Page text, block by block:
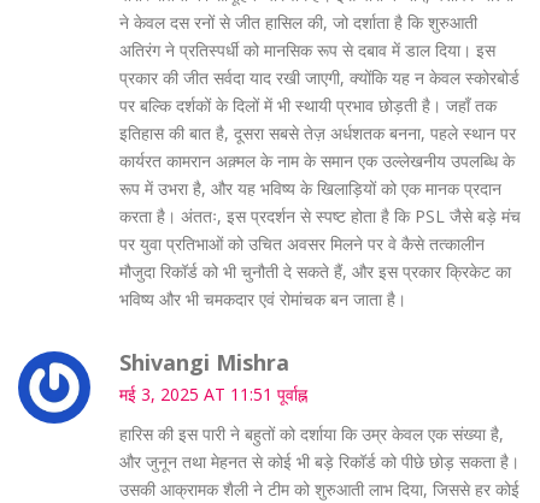
ने केवल दस रनों से जीत हासिल की, जो दर्शाता है कि शुरुआती
अतिरंग ने प्रतिस्पर्धी को मानसिक रूप से दबाव में डाल दिया। इस
प्रकार की जीत सर्वदा याद रखी जाएगी, क्योंकि यह न केवल स्कोरबोर्ड
पर बल्कि दर्शकों के दिलों में भी स्थायी प्रभाव छोड़ती है। जहाँ तक
इतिहास की बात है, दूसरा सबसे तेज़ अर्धशतक बनना, पहले स्थान पर
कार्यरत कामरान अक़्मल के नाम के समान एक उल्लेखनीय उपलब्धि के
रूप में उभरा है, और यह भविष्य के खिलाड़ियों को एक मानक प्रदान
करता है। अंततः, इस प्रदर्शन से स्पष्ट होता है कि PSL जैसे बड़े मंच
पर युवा प्रतिभाओं को उचित अवसर मिलने पर वे कैसे तत्कालीन
मौजुदा रिकॉर्ड को भी चुनौती दे सकते हैं, और इस प्रकार क्रिकेट का
भविष्य और भी चमकदार एवं रोमांचक बन जाता है।
Shivangi Mishra
मई 3, 2025 AT 11:51 पूर्वाह्न
हारिस की इस पारी ने बहुतों को दर्शाया कि उम्र केवल एक संख्या है,
और जुनून तथा मेहनत से कोई भी बड़े रिकॉर्ड को पीछे छोड़ सकता है।
उसकी आक्रामक शैली ने टीम को शुरुआती लाभ दिया, जिससे हर कोई